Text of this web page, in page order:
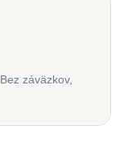
záväzkov,